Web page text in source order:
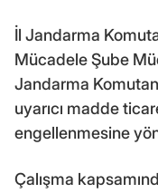
İl Jandarma
Mücadele Şube
Jandarma
uyarıcı madde
engellenmesine
Çalışma